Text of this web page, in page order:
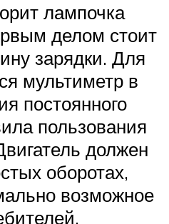
лампочка
делом стоит
зарядки. Для
мультиметр в
постоянного
пользования
должен
оборотах,
возможное